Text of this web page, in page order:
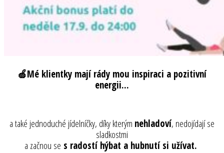
🍏Mé klientky mají rády mou inspiraci a pozitivní
energii...
a také jednoduché jídelníčky, díky kterým nehladoví, nedojídají se
sladkostmi
a začnou se s radostí hýbat a hubnutí si užívat.